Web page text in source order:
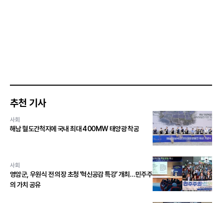
추천 기사
사회
해남 혈도간척지에 국내 최대 400MW 태양광 착공
사회
영암군, 우원식 전 의장 초청 ‘혁신공감 특강’ 개최…민주주
의 가치 공유